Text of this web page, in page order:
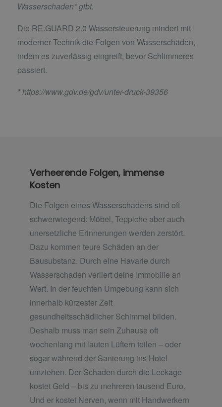
Wasserschaden* gibt.
Die RE.GUARD 2.0 Wassersteuerung mindert mit
moderner Technik die Folgen von Wasserschäden,
indem es zuverlässig eingreift, bevor Schlimmeres
passiert.
*https://www.gdv.de/gdv/unter-druck-39356
Verheerende Folgen, immense
Kosten
Die Folgen eines Wasserschadens sind oft
schwerwiegend: Möbel, Teppiche aber auch
unersetzliche Erinnerungen werden zerstört.
Dazu kommen teure Schäden an der
Bausubstanz. Durch eine Havarie durch
Wasserschaden verliert deine Immobilie an
Wert. In der feuchten Umgebung kann sich
innerhalb kürzester Zeit
gesundheitsschädlicher Schimmel bilden.
Deshalb muss man sein Zuhause oft
wochenlang mit lauten Lüftern teilen – oder
sogar während der Sanierung ins Hotel
umziehen. Der Schaden durch die Leckage
kostet Geld – bis zu mehreren tausend Euro.
Und er kostet Nerven, wenn mit Handwerkern